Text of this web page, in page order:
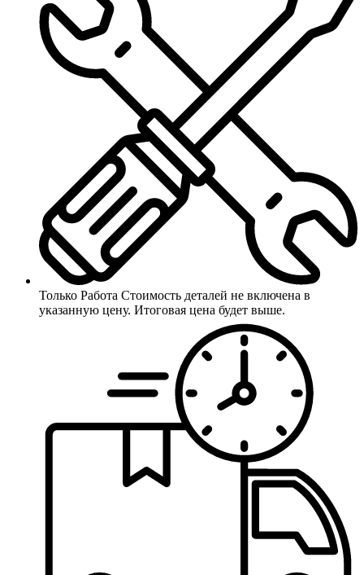
Только Работа Стоимость деталей не включена в
указанную цену. Итоговая цена будет выше.